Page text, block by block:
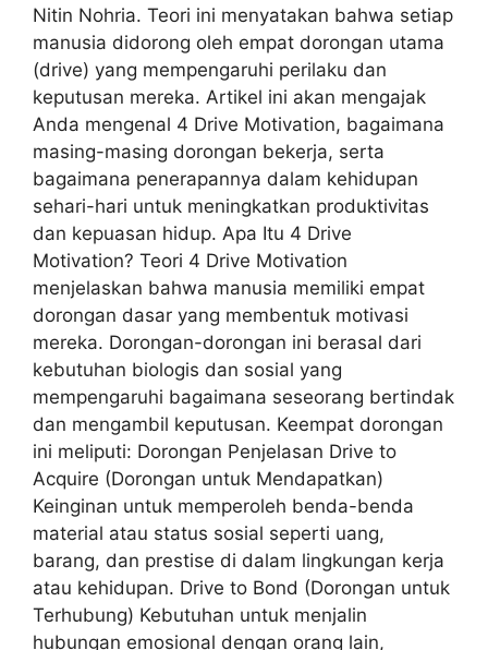
Nitin Nohria. Teori ini menyatakan bahwa setiap
manusia didorong oleh empat dorongan utama
(drive) yang mempengaruhi perilaku dan
keputusan mereka. Artikel ini akan mengajak
Anda mengenal 4 Drive Motivation, bagaimana
masing-masing dorongan bekerja, serta
bagaimana penerapannya dalam kehidupan
sehari-hari untuk meningkatkan produktivitas
dan kepuasan hidup. Apa Itu 4 Drive
Motivation? Teori 4 Drive Motivation
menjelaskan bahwa manusia memiliki empat
dorongan dasar yang membentuk motivasi
mereka. Dorongan-dorongan ini berasal dari
kebutuhan biologis dan sosial yang
mempengaruhi bagaimana seseorang bertindak
dan mengambil keputusan. Keempat dorongan
ini meliputi: Dorongan Penjelasan Drive to
Acquire (Dorongan untuk Mendapatkan)
Keinginan untuk memperoleh benda-benda
material atau status sosial seperti uang,
barang, dan prestise di dalam lingkungan kerja
atau kehidupan. Drive to Bond (Dorongan untuk
Terhubung) Kebutuhan untuk menjalin
hubungan emosional dengan orang lain,